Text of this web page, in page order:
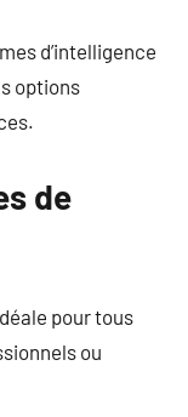
d’intelligence
options
de
pour tous
ou